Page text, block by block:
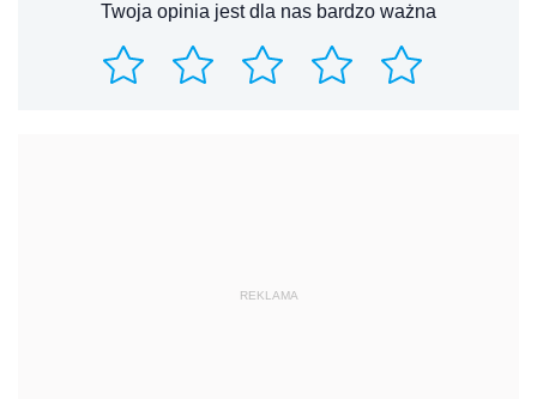
Twoja opinia jest dla nas bardzo ważna
REKLAMA